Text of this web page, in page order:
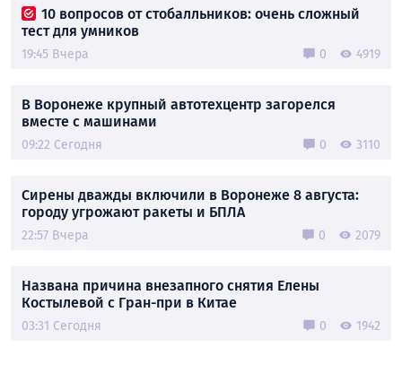
10 вопросов от стобалльников: очень сложный
тест для умников
19:45 Вчера 0 4919
В Воронеже крупный автотехцентр загорелся
вместе с машинами
09:22 Сегодня 0 3110
Сирены дважды включили в Воронеже 8 августа:
городу угрожают ракеты и БПЛА
22:57 Вчера 0 2079
Названа причина внезапного снятия Елены
Костылевой с Гран-при в Китае
03:31 Сегодня 0 1942